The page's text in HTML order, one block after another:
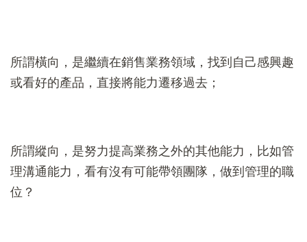
所謂橫向，是繼續在銷售業務領域，找到自己感興趣
或看好的產品，直接將能力遷移過去；
所謂縱向，是努力提高業務之外的其他能力，比如管
理溝通能力，看有沒有可能帶領團隊，做到管理的職
位？